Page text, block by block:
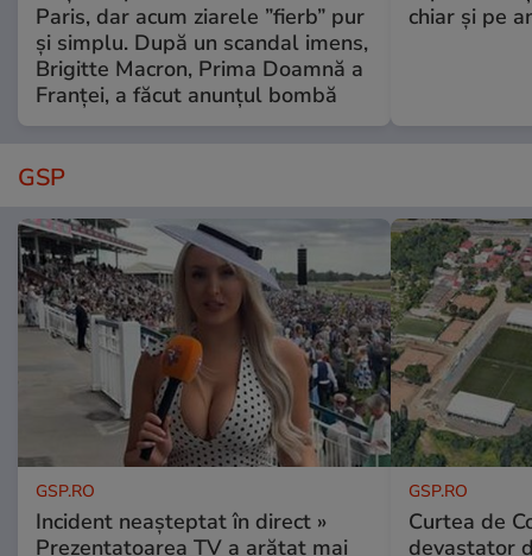
Paris, dar acum ziarele ”fierb” pur
și simplu. După un scandal imens,
Brigitte Macron, Prima Doamnă a
Franței, a făcut anunțul bombă
chiar și pe
GSP
GSP.RO
Incident neașteptat în direct »
Prezentatoarea TV a arătat mai
GSP.RO
Curtea de
devastator